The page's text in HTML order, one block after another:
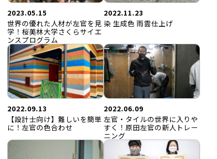
2023.05.15
世界の優れた人材が左官を見
学！桜美林大学さくらサイエ
ンスプログラム
2022.11.23
染 生成色 雨雲仕上げ
2022.09.13
【設計士向け】難しいを簡単
に！左官の色合わせ
2022.06.09
左官・タイルの世界に入りや
すく！原田左官の新人トレー
ニング